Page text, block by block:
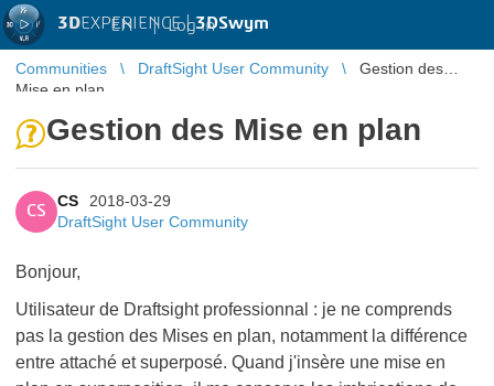
3DEXPERIENCE |3DSwym
EN | Log in
Communities DraftSight User Community
Gestion des
Mise en plan
Gestion des Mise en plan
CS
CS
2018-03-29
DraftSight User Community
Bonjour,
Utilisateur de Draftsight professionnal : je ne comprends
pas la gestion des Mises en plan, notamment la différence
entre attaché et superposé. Quand j'insère une mise en